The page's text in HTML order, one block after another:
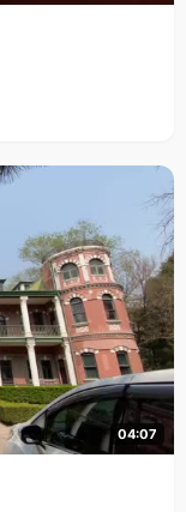
连天射白鹿，笑书狂侠
在课堂上完成的，"我
通过桌子上的小洞看
这回看小说就更无忌惮
，也产生了朦胧的青
的人，虽然学习成绩
的很严，晚上要早点
池，成为了当时的"罪
红楼梦》，至今已经
上也看周汝昌的《红楼
幸好班主任也是个红
的人物和诗词几乎到
人物和诗歌娓娓道来，
但是在真正遇到感情问
芝蓉在坐后排的日子
情愫，属于每个女孩子
，《那个走过我生命
，收到了三张。那时
张卡片曾引起了班主
些卡片，求芝蓉看过之
求芝蓉还不知道是谁给
敢作敢为的小姑娘竟
04:07